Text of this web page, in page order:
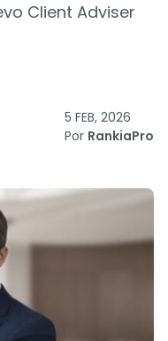
Client Adviser
5 FEB, 2026
Por RankiaPro